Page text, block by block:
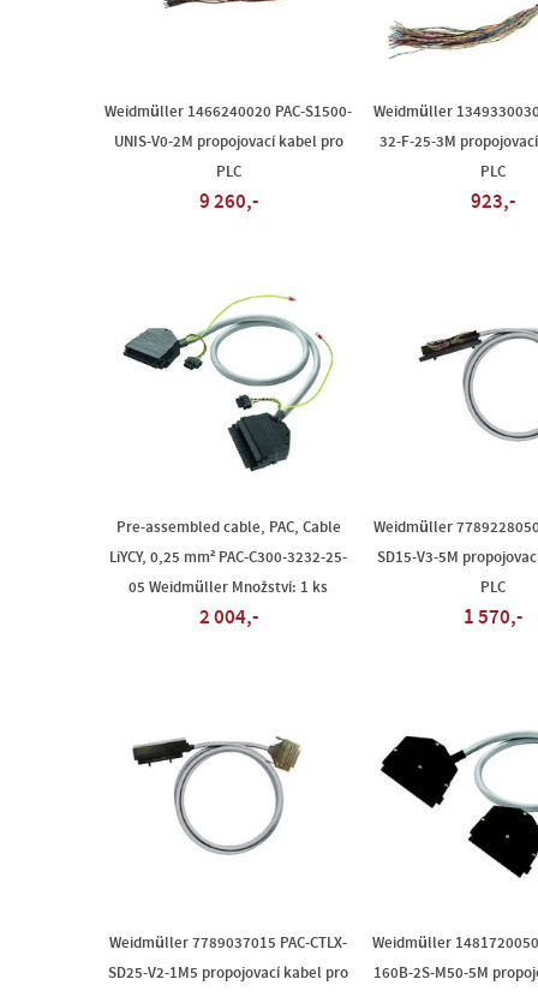
Weidmüller 1466240020 PAC-S1500-
UNIS-V0-2M propojovací kabel pro
PLC
9 260,-
Weidmüller 1349330030
32-F-25-3M
PLC
923,-
Pre-assembled cable, PAC, Cable
LiYCY, 0,25 mm² PAC-C300-3232-25-
05 Weidmüller Množství: 1 ks
2 004,-
Weidmüller 7789228050
SD15-V3-5M
PLC
1 570,-
Weidmüller 7789037015 PAC-CTLX-
SD25-V2-1M5 propojovací kabel pro
Weidmüller
160B-2S-M50-5M